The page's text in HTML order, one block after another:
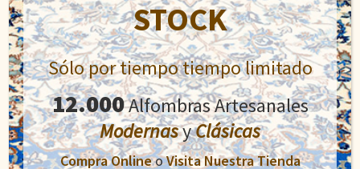
original
era:
1.600,00€.
actual
es:
726,00€.
Añadir al carrito
STOCK
Sólo por tiempo tiempo limitado
12.000Alfombras Artesanales
ModernasyClásicas
Compra OnlineoVisita Nuestra Tienda